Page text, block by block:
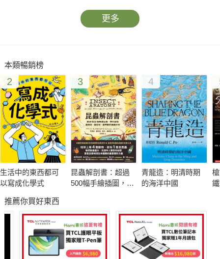
抗禮。
在這個始於工業革命、終於經濟大蕭條的故事中，麥柯麗闡述了
中國強悍之地的旅外者，如何崛起成為南海商業霸主。她的重心
放在潮州——中國重要海域省分廣東之一角。潮州在海外華人水
域中的崛起，是中國與東南亞相互連結的歷史中，驚人的社會發
展之一。麥柯麗追蹤這些潮州人如何在未建立正式統治權威的情
況下，卻能在故鄉跟海外擷取海外殖民體系帶來的諸多好處。本
書中浮現的畫面，並非是跟西方現代性分流的中國發展，而是兩
的關鍵。
本書是一份全球脈絡下的地方研究。它將闡明中國東南方、上
海、香港與東南亞區域之間交纏的歷史；這些東南亞區域是十七
更多
本類暢銷榜
2
生活中的東西都可
以寫成化學式
3
昆蟲解剖書：超過
500幅手繪插圖，帶
蟲世界
4
青龍造：明清時期
的海洋中國
推薦你買好東西